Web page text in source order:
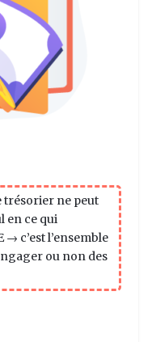
trésorier ne peut
en ce qui
→ c’est l’ensemble
ou non des